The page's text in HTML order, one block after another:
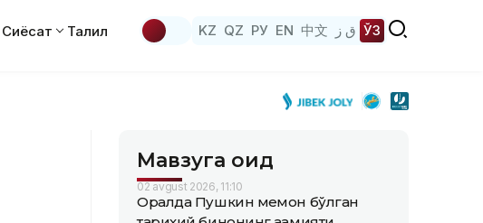
Сиёсат Таҳлил KZ QZ РУ EN 中文 ق ز ЎЗ
Мавзуга оид
02 avgust 2026, 11:10
Оралда Пушкин меҳмон бўлган